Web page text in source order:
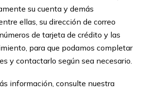
su cuenta y demás
ellas, su dirección de correo
de tarjeta de crédito y las
para que podamos completar
y contactarlo según sea necesario.
información, consulte nuestra